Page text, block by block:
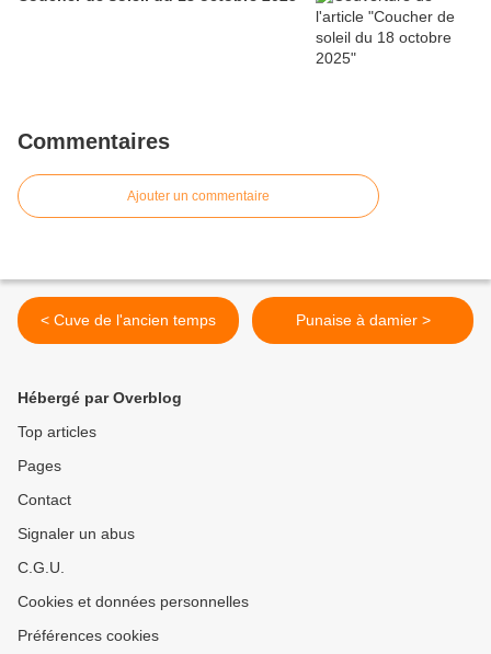
Commentaires
Ajouter un commentaire
< Cuve de l'ancien temps Punaise à damier >
Hébergé par Overblog
Top articles
Pages
Contact
Signaler un abus
C.G.U.
Cookies et données personnelles
Préférences cookies